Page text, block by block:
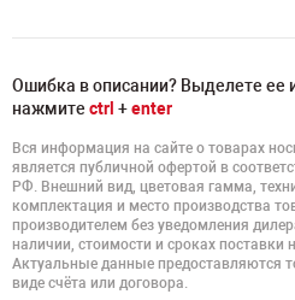
Ошибка в описании? Выделете ее
нажмите ctrl +enter
Вся информация на сайте о товарах
является публичной офертой в
РФ. Внешний вид, цветовая гамма,
комплектация и место производства
производителем без уведомления
наличии, стоимости и сроках поставки
Актуальные данные предоставляются
виде счёта или договора.